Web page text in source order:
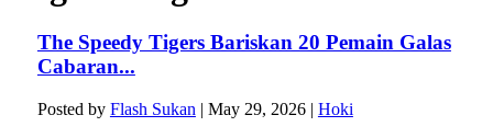
The Speedy Tigers Bariskan 20 Pemain Galas
Cabaran...
Posted by Flash Sukan | May 29, 2026| Hoki